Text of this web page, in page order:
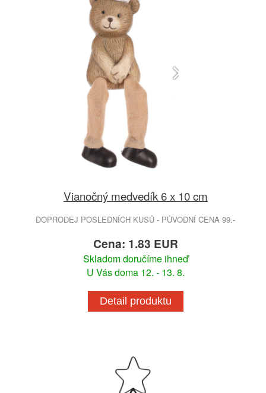
Vianočný medvedík 6 x 10 cm
DOPRODEJ POSLEDNÍCH KUSŮ - PŮVODNÍ CENA 99.-
Cena: 1.83 EUR
Skladom doručíme ihneď
U Vás doma 12. - 13. 8.
Detail produktu